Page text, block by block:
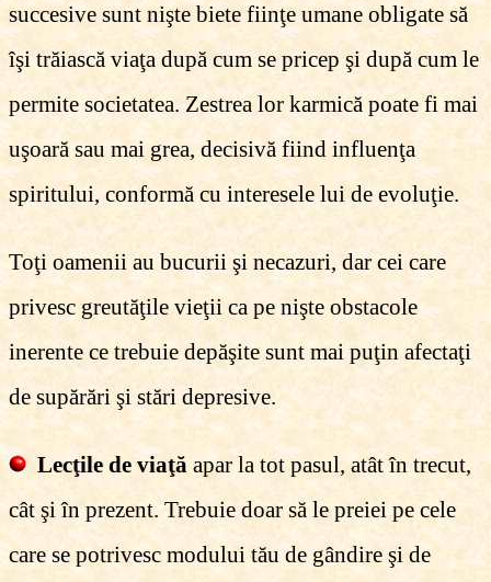
succesive sunt nişte biete fiinţe umane obligate să
îşi trăiască viaţa după cum se pricep şi după cum le
permite societatea. Zestrea lor karmică poate fi mai
uşoară sau mai grea, decisivă fiind influenţa
spiritului, conformă cu interesele lui de evoluţie.
Toţi oamenii au bucurii şi necazuri, dar cei care
privesc greutăţile vieţii ca pe nişte obstacole
inerente ce trebuie depăşite sunt mai puţin afectaţi
de supărări şi stări depresive.
Lecţile de viaţă apar la tot pasul, atât în trecut,
cât şi în prezent. Trebuie doar să le preiei pe cele
care se potrivesc modului tău de gândire şi de